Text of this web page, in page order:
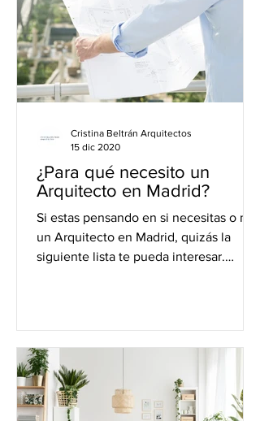
¿Para qué necesito un
Arquitecto en Madrid?
Si estas pensando en si necesitas o no
un Arquitecto en Madrid, quizás la
siguiente lista te pueda interesar.
Cristina Beltrán Arquitectos
15 dic 2020